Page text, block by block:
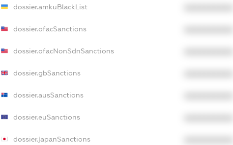
dossier.amkuBlackList
dossier.ofacSanctions
dossier.ofacNonSdnSanctions
dossier.gbSanctions
dossier.ausSanctions
dossier.euSanctions
dossier.japanSanctions